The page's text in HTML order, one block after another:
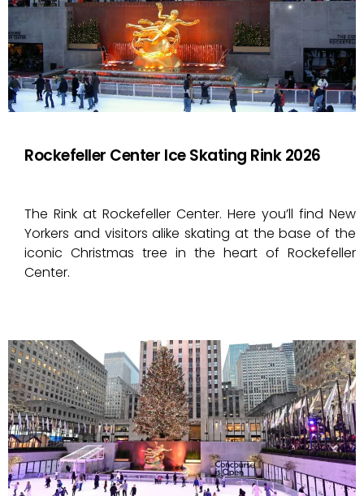
Rockefeller Center Ice Skating Rink 2026
The Rink at Rockefeller Center. Here you’ll find New
Yorkers and visitors alike skating at the base of the
iconic Christmas tree in the heart of Rockefeller
Center.